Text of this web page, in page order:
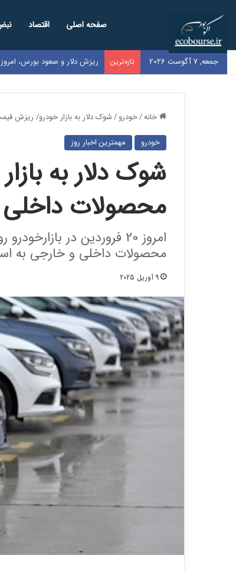
صفحه اصلی اقتصاد
جمعه, 7 آگوست 2026 تازه‌ترین ریزش دلار و صعود بورس، امروز
خانه/خودرو/شوک دلار به بازار خودرو/ ریزش
خودرو مهمترین اخبار روز
شوک دلار به
محصولات
امروز 20 فروردین در
محصولات داخلی و خارجی به
9 آوریل 2025